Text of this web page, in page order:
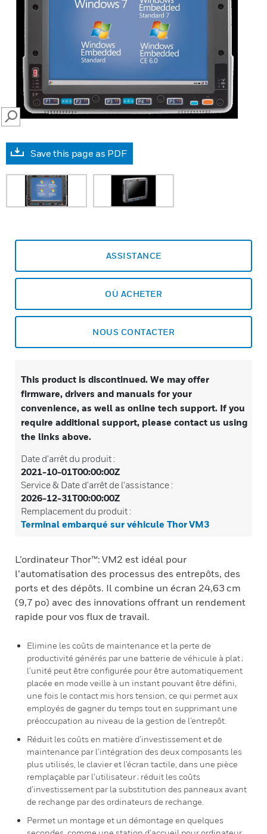
SEARCH
Save this page as PDF
ASSISTANCE
OÙ ACHETER
NOUS CONTACTER
This product is discontinued. We may offer
firmware, drivers and manuals for your
convenience, as well as online tech support. If you
require additional support, please contact us using
the links above.
Date d'arrêt du produit :
2021-10-01T00:00:00Z
Service & Date d'arrêt de l'assistance :
2026-12-31T00:00:00Z
Remplacement du produit :
Terminal embarqué sur véhicule Thor VM3
L’ordinateur Thor™: VM2 est idéal pour
l’automatisation des processus des entrepôts, des
ports et des dépôts. Il combine un écran 24,63 cm
(9,7 po) avec des innovations offrant un rendement
rapide pour vos flux de travail.
Elimine les coûts de maintenance et la perte de
productivité générés par une batterie de véhicule à plat ;
l’unité peut être configurée pour être automatiquement
placée en mode veille à un instant pouvant être défini,
une fois le contact mis hors tension, ce qui permet aux
employés de gagner du temps tout en supprimant une
préoccupation au niveau de la gestion de l’entrepôt.
Réduit les coûts en matière d’investissement et de
maintenance par l’intégration des deux composants les
plus utilisés, le clavier et l’écran tactile, dans une pièce
remplaçable par l’utilisateur ; réduit les coûts
d’investissement par la substitution des panneaux avant
de rechange par des ordinateurs de rechange.
Permet un montage et un démontage en quelques